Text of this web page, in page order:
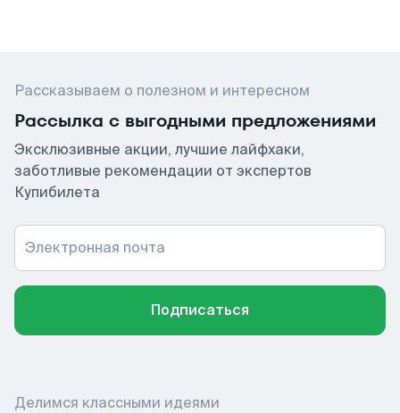
Рассказываем о полезном и интересном
Рассылка с выгодными предложениями
Эксклюзивные акции, лучшие лайфхаки,
заботливые рекомендации от экспертов
Купибилета
Электронная почта
Подписаться
Делимся классными идеями